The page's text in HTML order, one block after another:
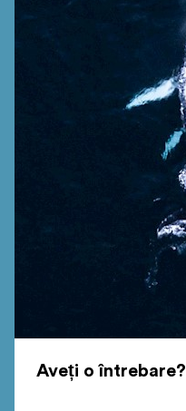
Aveți o întrebare?